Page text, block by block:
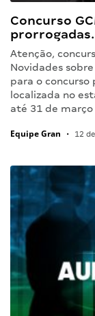
Concurso
prorrogadas.
Atenção,
Novidades
para o
localizada no
até 31 de
Equipe Gran • 12